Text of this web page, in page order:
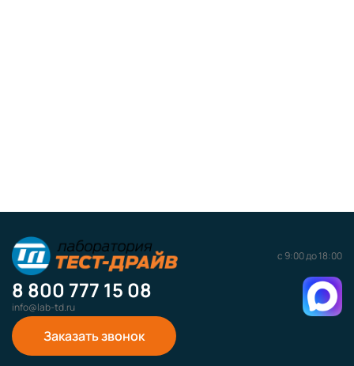
с 9:00 до 18:00
8 800 777 15 08
info@lab-td.ru
Заказать звонок